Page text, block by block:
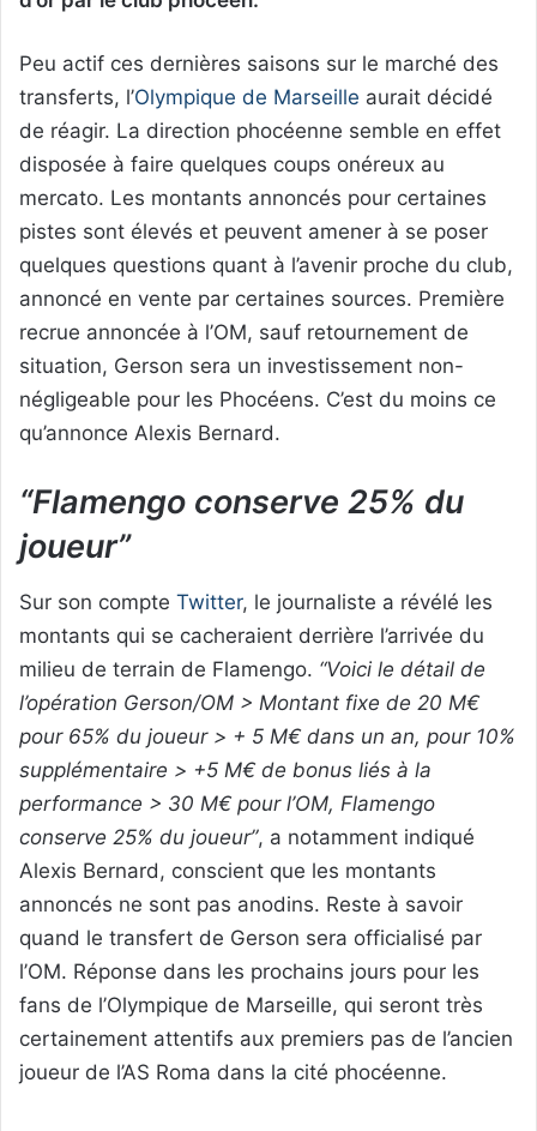
Peu actif ces dernières saisons sur le marché des
transferts, l’Olympique de Marseille aurait décidé
de réagir. La direction phocéenne semble en effet
disposée à faire quelques coups onéreux au
mercato. Les montants annoncés pour certaines
pistes sont élevés et peuvent amener à se poser
quelques questions quant à l’avenir proche du club,
annoncé en vente par certaines sources. Première
recrue annoncée à l’OM, sauf retournement de
situation, Gerson sera un investissement non-
négligeable pour les Phocéens. C’est du moins ce
qu’annonce Alexis Bernard.
“Flamengo conserve 25% du
joueur”
Sur son compte Twitter, le journaliste a révélé les
montants qui se cacheraient derrière l’arrivée du
milieu de terrain de Flamengo. “Voici le détail de
l’opération Gerson/OM > Montant fixe de 20 M€
pour 65% du joueur > + 5 M€ dans un an, pour 10%
supplémentaire > +5 M€ de bonus liés à la
performance > 30 M€ pour l’OM, Flamengo
conserve 25% du joueur”, a notamment indiqué
Alexis Bernard, conscient que les montants
annoncés ne sont pas anodins. Reste à savoir
quand le transfert de Gerson sera officialisé par
l’OM. Réponse dans les prochains jours pour les
fans de l’Olympique de Marseille, qui seront très
certainement attentifs aux premiers pas de l’ancien
joueur de l’AS Roma dans la cité phocéenne.